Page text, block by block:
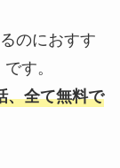
のにおすす
です。
、全て無料で